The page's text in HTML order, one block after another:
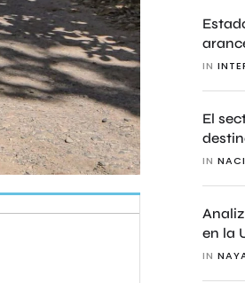
IN
El
IN
en la
IN